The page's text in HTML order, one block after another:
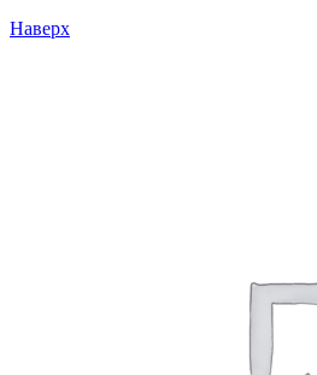
Наверх